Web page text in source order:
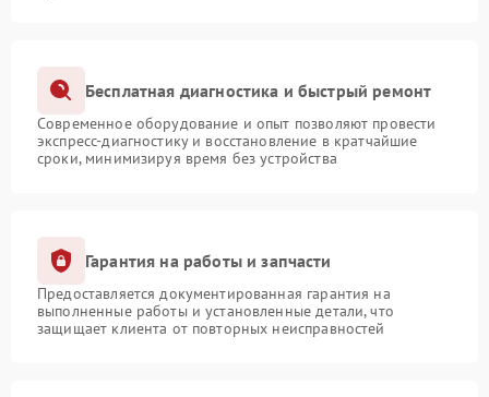
Бесплатная диагностика и быстрый ремонт
Современное оборудование и опыт позволяют провести
экспресс-диагностику и восстановление в кратчайшие
сроки, минимизируя время без устройства
Гарантия на работы и запчасти
Предоставляется документированная гарантия на
выполненные работы и установленные детали, что
защищает клиента от повторных неисправностей